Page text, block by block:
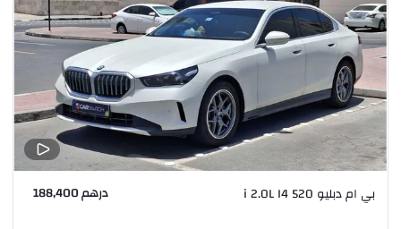
بي ام دبليو 520 i 2.0L I4 درهم 188,400